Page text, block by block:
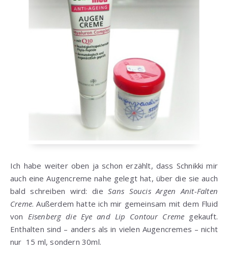
Ich habe weiter oben ja schon erzählt, dass Schnikki mir
auch eine Augencreme nahe gelegt hat, über die sie auch
bald schreiben wird: dieSans Soucis Argen Anit-Falten
Creme. Außerdem hatte ich mir gemeinsam mit dem Fluid
von Eisenberg die Eye and Lip Contour Creme gekauft.
Enthalten sind – anders als in vielen Augencremes – nicht
nur 15 ml, sondern 30ml.